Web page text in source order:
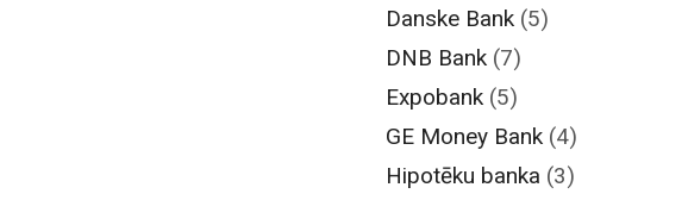
Danske Bank (5)
DNB Bank (7)
Expobank (5)
GE Money Bank (4)
Hipotēku banka (3)